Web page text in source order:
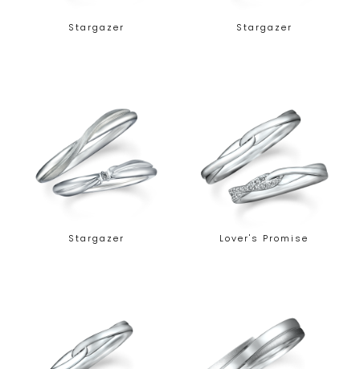
Stargazer Stargazer
Stargazer Lover's Promise